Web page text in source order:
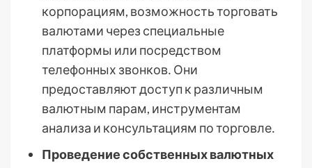
корпорациям, возможность торговать
валютами через специальные
платформы или посредством
телефонных звонков․ Они
предоставляют доступ к различным
валютным парам, инструментам
анализа и консультациям по торговле․
Проведение собственных валютных